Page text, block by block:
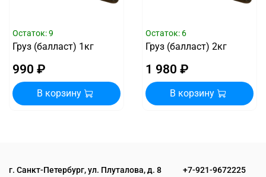
Остаток: 9
Груз (балласт) 1кг
990 ₽
В корзину
Остаток: 6
Груз (балласт) 2кг
1 980 ₽
В корзину
г. Санкт-Петербург, ул. Плуталова, д. 8
+7-921-9672225